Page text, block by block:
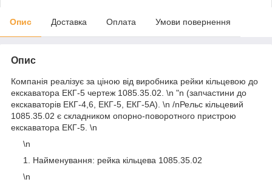
Опис Доставка Оплата Умови повернення
Опис
Компанія реалізує за ціною від виробника рейки кільцевою до
екскаватора ЕКГ-5 чертеж 1085.35.02. \n "n (запчастини до
екскаваторів ЕКГ-4,6, ЕКГ-5, ЕКГ-5А). \n /nРельс кільцевий
1085.35.02 є складником опорно-поворотного пристрою
екскаватора ЕКГ-5. \n
\n
Найменування: рейка кільцева 1085.35.02
\n